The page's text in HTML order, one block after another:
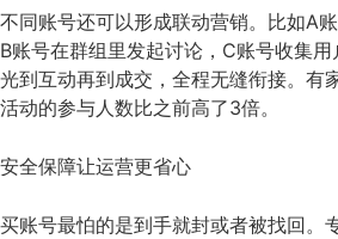
不同账号还可以形成联动营销。比如A
B账号在群组里发起讨论，C账号收集
光到互动再到成交，全程无缝衔接。有
活动的参与人数比之前高了3倍。
安全保障让运营更省心
买账号最怕的是到手就封或者被找回。